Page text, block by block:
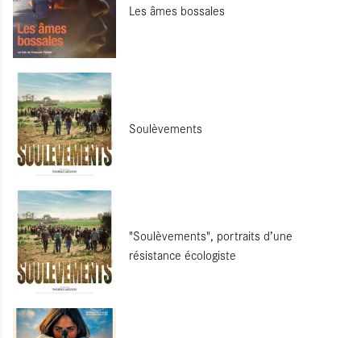
Les âmes bossales
Soulèvements
"Soulèvements", portraits d’une
résistance écologiste